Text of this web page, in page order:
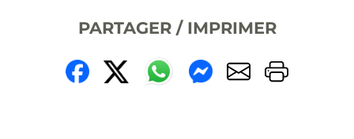
PARTAGER / IMPRIMER